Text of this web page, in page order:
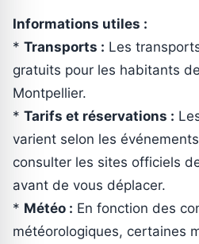
Informations utiles :
* Transports : Les
gratuits pour les habitants
Montpellier.
* Tarifs et réservations :
varient selon les
consulter les sites officiels
avant de vous déplacer.
* Météo : En fonction des
météorologiques, certaines